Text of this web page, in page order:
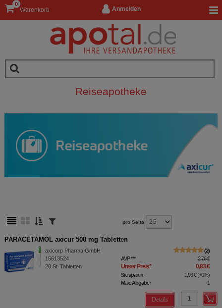
Anmelden
Warenkorb
0
Reiseapotheke
pro Seite
PARACETAMOL axicur 500 mg Tabletten
axicorp Pharma GmbH
15613524
20 St Tabletten
2
AVP*** 2,76 €
Unser Preis* 0,83 €
Sie sparen 1,93 €(70%)
Max. Abgabe:
1
Details